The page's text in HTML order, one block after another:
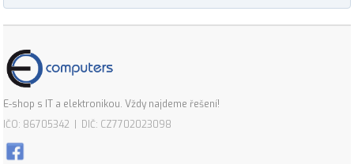
E-shop s IT a elektronikou. Vždy najdeme řešení!
IČO: 86705342 | DIČ: CZ7702023098